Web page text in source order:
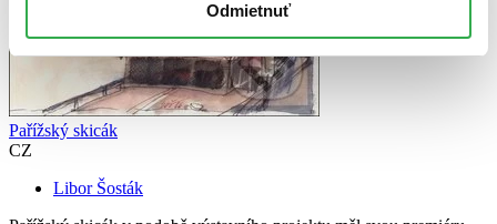
Odmietnuť
Pařížský skicák
CZ
Libor Šosták